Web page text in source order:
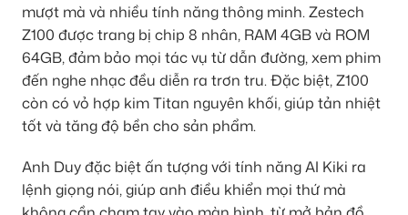
mượt mà và nhiều tính năng thông minh. Zestech
Z100 được trang bị chip 8 nhân, RAM 4GB và ROM
64GB, đảm bảo mọi tác vụ từ dẫn đường, xem phim
đến nghe nhạc đều diễn ra trơn tru. Đặc biệt, Z100
còn có vỏ hợp kim Titan nguyên khối, giúp tản nhiệt
tốt và tăng độ bền cho sản phẩm.
Anh Duy đặc biệt ấn tượng với tính năng AI Kiki ra
lệnh giọng nói, giúp anh điều khiển mọi thứ mà